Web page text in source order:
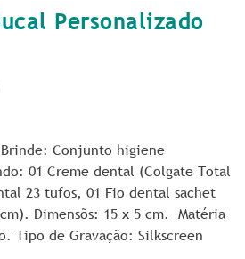
Personalizado
Brinde: Conjunto higiene
01 Creme dental (Colgate Total
23 tufos, 01 Fio dental sachet
Dimensõs: 15 x 5 cm. Matéria
Tipo de Gravação: Silkscreen